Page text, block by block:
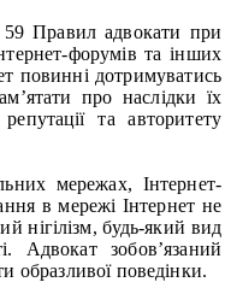
59 Правил адвокати при
форумів та інших
повинні дотримуватись
про наслідки їх
та авторитету
мережах, Інтернет-
в мережі Інтернет не
нігілізм, будь-який вид
Адвокат зобов’язаний
образливої поведінки.